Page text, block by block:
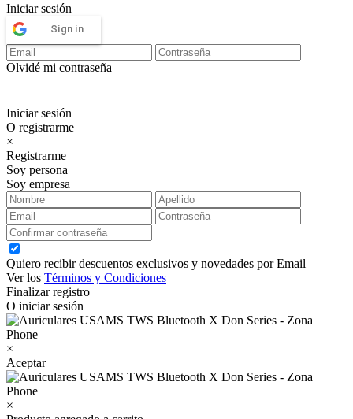
Iniciar sesión
Sign in
Olvidé mi contraseña
Iniciar sesión
O registrarme
×
Registrarme
Soy persona
Soy empresa
Quiero recibir descuentos exclusivos y novedades por Email
Ver los Términos y Condiciones
Finalizar registro
O iniciar sesión
×
Aceptar
×